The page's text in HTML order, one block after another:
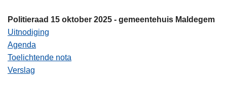
Politieraad 15 oktober 2025 - gemeentehuis Maldegem
Uitnodiging
Agenda
Toelichtende nota
Verslag